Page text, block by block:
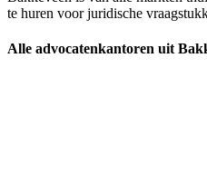
te huren voor juridische
Alle advocatenkantoren uit